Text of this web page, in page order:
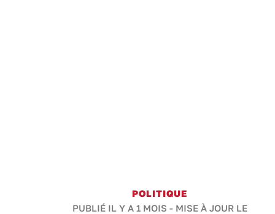
POLITIQUE
PUBLIÉ IL Y A 1 MOIS - MISE À JOUR LE